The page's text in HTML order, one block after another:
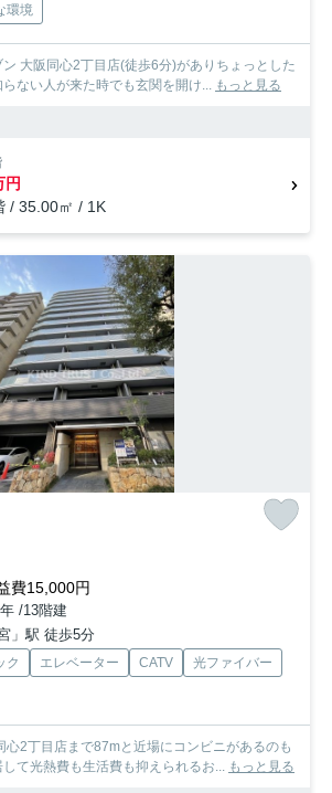
環境
大阪同心2丁目店(徒歩6分)がありちょっとした
ない人が来た時でも玄関を開け...
もっと見る
円
/ 35.00㎡ / 1K
費15,000円
/13階建
」駅 徒歩5分
ク エレベーター CATV
光ファイバー
心2丁目店まで87mと近場にコンビニがあるのも
て光熱費も生活費も抑えられるお...
もっと見る